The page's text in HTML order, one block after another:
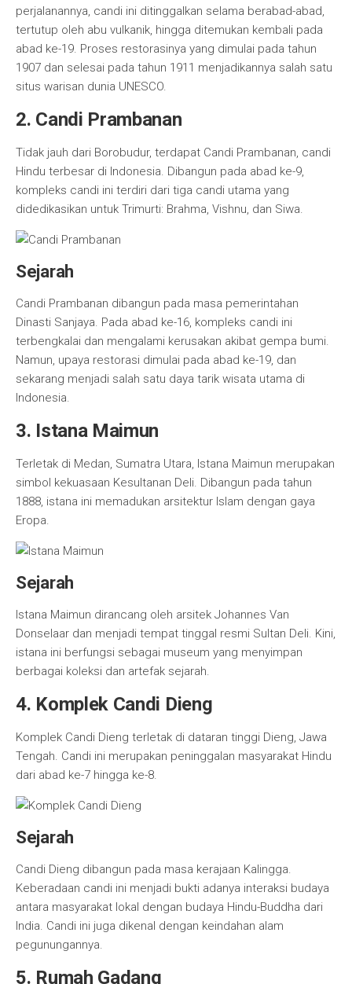
perjalanannya, candi ini ditinggalkan selama berabad-abad,
tertutup oleh abu vulkanik, hingga ditemukan kembali pada
abad ke-19. Proses restorasinya yang dimulai pada tahun
1907 dan selesai pada tahun 1911 menjadikannya salah satu
situs warisan dunia UNESCO.
2. Candi Prambanan
Tidak jauh dari Borobudur, terdapat Candi Prambanan, candi
Hindu terbesar di Indonesia. Dibangun pada abad ke-9,
kompleks candi ini terdiri dari tiga candi utama yang
didedikasikan untuk Trimurti: Brahma, Vishnu, dan Siwa.
Sejarah
Candi Prambanan dibangun pada masa pemerintahan
Dinasti Sanjaya. Pada abad ke-16, kompleks candi ini
terbengkalai dan mengalami kerusakan akibat gempa bumi.
Namun, upaya restorasi dimulai pada abad ke-19, dan
sekarang menjadi salah satu daya tarik wisata utama di
Indonesia.
3. Istana Maimun
Terletak di Medan, Sumatra Utara, Istana Maimun merupakan
simbol kekuasaan Kesultanan Deli. Dibangun pada tahun
1888, istana ini memadukan arsitektur Islam dengan gaya
Eropa.
Sejarah
Istana Maimun dirancang oleh arsitek Johannes Van
Donselaar dan menjadi tempat tinggal resmi Sultan Deli. Kini,
istana ini berfungsi sebagai museum yang menyimpan
berbagai koleksi dan artefak sejarah.
4. Komplek Candi Dieng
Komplek Candi Dieng terletak di dataran tinggi Dieng, Jawa
Tengah. Candi ini merupakan peninggalan masyarakat Hindu
dari abad ke-7 hingga ke-8.
Sejarah
Candi Dieng dibangun pada masa kerajaan Kalingga.
Keberadaan candi ini menjadi bukti adanya interaksi budaya
antara masyarakat lokal dengan budaya Hindu-Buddha dari
India. Candi ini juga dikenal dengan keindahan alam
pegunungannya.
5. Rumah Gadang